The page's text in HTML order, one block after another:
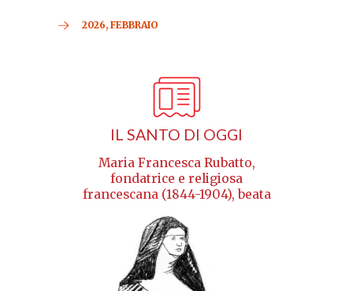
2026, FEBBRAIO
IL SANTO DI OGGI
Maria Francesca Rubatto,
fondatrice e religiosa
francescana (1844-1904), beata